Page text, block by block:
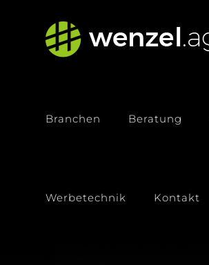
springen
Branchen Beratung
Werbetechnik Kontakt